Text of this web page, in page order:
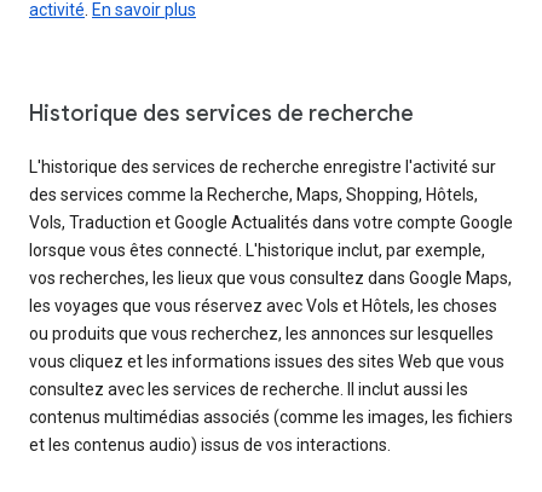
activité. En savoir plus
Historique des services de recherche
L'historique des services de recherche enregistre l'activité sur
des services comme la Recherche, Maps, Shopping, Hôtels,
Vols, Traduction et Google Actualités dans votre compte Google
lorsque vous êtes connecté. L'historique inclut, par exemple,
vos recherches, les lieux que vous consultez dans Google Maps,
les voyages que vous réservez avec Vols et Hôtels, les choses
ou produits que vous recherchez, les annonces sur lesquelles
vous cliquez et les informations issues des sites Web que vous
consultez avec les services de recherche. Il inclut aussi les
contenus multimédias associés (comme les images, les fichiers
et les contenus audio) issus de vos interactions.